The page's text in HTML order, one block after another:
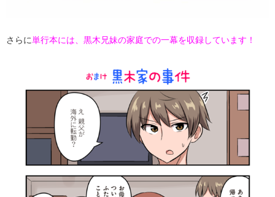
さらに単行本には、黒木兄妹の家庭での一幕を収録しています！